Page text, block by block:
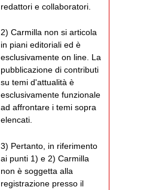
redattori e collaboratori.
2) Carmilla non si articola
in piani editoriali ed è
esclusivamente on line. La
pubblicazione di contributi
su temi d'attualità è
esclusivamente funzionale
ad affrontare i temi sopra
elencati.
3) Pertanto, in riferimento
ai punti 1) e 2) Carmilla
non è soggetta alla
registrazione presso il